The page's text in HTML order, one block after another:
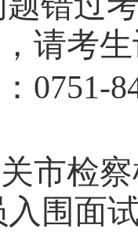
请考
0751-
市检
围面